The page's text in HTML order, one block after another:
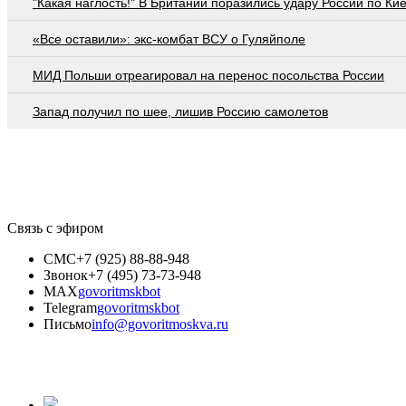
«Все оставили»: экс-комбат ВСУ о Гуляйполе
МИД Польши отреагировал на перенос посольства России
Запад получил по шее, лишив Россию самолетов
Связь с эфиром
СМС+7 (925) 88-88-948
Звонок+7 (495) 73-73-948
MAXgovoritmskbot
Telegramgovoritmskbot
Письмоinfo@govoritmoskva.ru